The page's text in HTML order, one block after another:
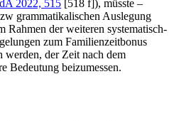
2022, 515 [518 f]), müsste –
grammatikalischen Auslegung
Rahmen der weiteren systematisch-
zum Familienzeitbonus
werden, der Zeit nach dem
Bedeutung beizumessen.